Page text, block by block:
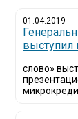
01.04.2019
выступил
слово»